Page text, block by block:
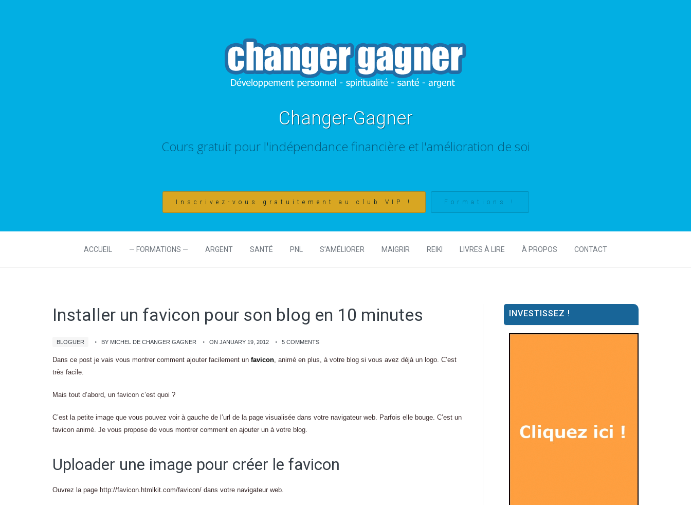
Changer-Gagner
Cours gratuit pour l'indépendance financière et l'amélioration de soi
Inscrivez-vous gratuitement au club VIP ! Formations !
ACCUEIL — FORMATIONS — ARGENT SANTÉ PNL S’AMÉLIORER MAIGRIR REIKI LIVRES À LIRE À PROPOS CONTACT
Installer un favicon pour son blog en 10 minutes
BLOGUER BY MICHEL DE CHANGER GAGNER ON JANUARY 19, 2012 5 COMMENTS
Dans ce post je vais vous montrer comment ajouter facilement un favicon, animé en plus, à votre blog si vous avez déjà un logo. C’est
très facile.
Mais tout d’abord, un favicon c’est quoi ?
C’est la petite image que vous pouvez voir à gauche de l’url de la page visualisée dans votre navigateur web. Parfois elle bouge. C’est un
favicon animé. Je vous propose de vous montrer comment en ajouter un à votre blog.
Uploader une image pour créer le favicon
Ouvrez la page http://favicon.htmlkit.com/favicon/ dans votre navigateur web.
INVESTISSEZ !